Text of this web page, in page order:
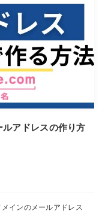
アドレスの作り方
インのメールアドレス